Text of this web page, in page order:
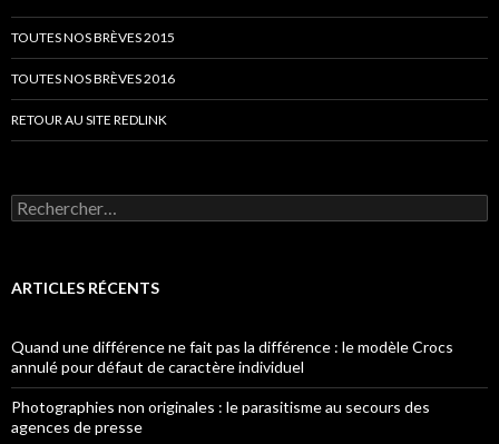
TOUTES NOS BRÈVES 2015
TOUTES NOS BRÈVES 2016
RETOUR AU SITE REDLINK
Rechercher :
ARTICLES RÉCENTS
Quand une différence ne fait pas la différence : le modèle Crocs
annulé pour défaut de caractère individuel
Photographies non originales : le parasitisme au secours des
agences de presse